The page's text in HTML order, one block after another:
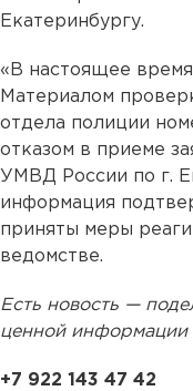
Екатеринбургу.
«В настоящее
Материалом
отдела полиции
отказом в приеме
УМВД России по г.
информация
приняты меры
ведомстве.
Есть новость —
ценной информации
+7 922 143 47 42